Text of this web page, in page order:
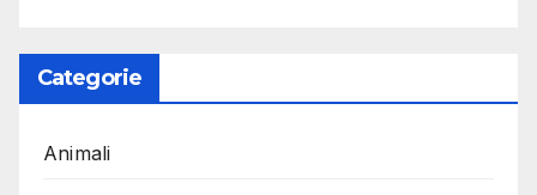
Categorie
Animali